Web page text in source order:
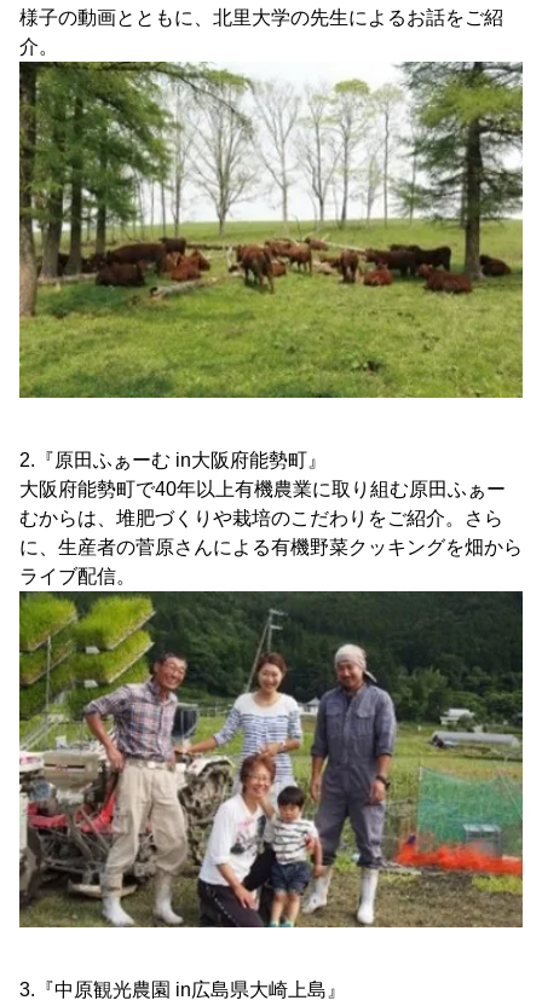
様子の動画とともに、北里大学の先生によるお話をご紹
介。
2.『原田ふぁーむ in大阪府能勢町』
大阪府能勢町で40年以上有機農業に取り組む原田ふぁー
むからは、堆肥づくりや栽培のこだわりをご紹介。さら
に、生産者の菅原さんによる有機野菜クッキングを畑から
ライブ配信。
3.『中原観光農園 in広島県大崎上島』